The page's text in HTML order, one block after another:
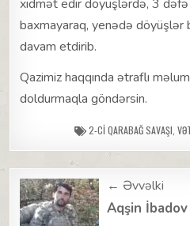
xidmət edir döyüşlərdə, 3 dəfə
baxmayaraq, yenədə döyüşlər
davam etdirib.
Qazimiz haqqında ətraflı
doldurmaqla göndərsin.
2-CI QARABAĞ SAVAŞI
Post
navigation
← Əvvəlki
Aqşin İbadov